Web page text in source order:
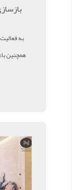
به
همچنین